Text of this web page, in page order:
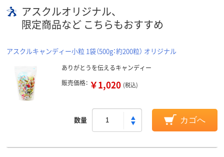
アスクルオリジナル、
限定商品など こちらもおすすめ
アスクルキャンディー小粒 1袋（500g：約200粒） オリジナル
ありがとうを伝えるキャンディー
販売価格： ￥1,020 (税込)
数量 カゴへ